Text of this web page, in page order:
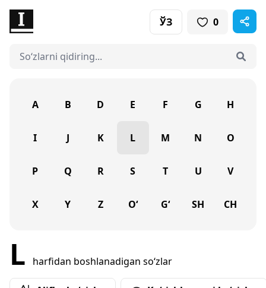
ЎЗ 0
A B D E F G H
I J K L M N O
P Q R S T U V
X Y Z O‘ G‘ SH CH
L harfidan boshlanadigan so‘zlar